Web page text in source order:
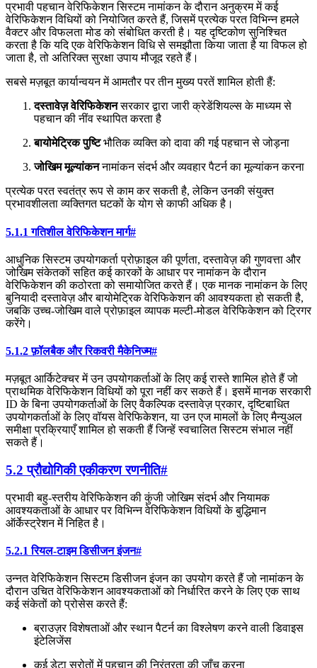
प्रभावी पहचान वेरिफिकेशन सिस्टम नामांकन के दौरान अनुक्रम में कई
वेरिफिकेशन विधियों को नियोजित करते हैं, जिसमें प्रत्येक परत विभिन्न हमले
वैक्टर और विफलता मोड को संबोधित करती है। यह दृष्टिकोण सुनिश्चित
करता है कि यदि एक वेरिफिकेशन विधि से समझौता किया जाता है या विफल हो
जाता है, तो अतिरिक्त सुरक्षा उपाय मौजूद रहते हैं।
सबसे मज़बूत कार्यान्वयन में आमतौर पर तीन मुख्य परतें शामिल होती हैं:
दस्तावेज़ वेरिफिकेशनसरकार द्वारा जारी क्रेडेंशियल्स के माध्यम से
पहचान की नींव स्थापित करता है
बायोमेट्रिक पुष्टिभौतिक व्यक्ति को दावा की गई पहचान से जोड़ना
जोखिम मूल्यांकननामांकन संदर्भ और व्यवहार पैटर्न का मूल्यांकन करना
प्रत्येक परत स्वतंत्र रूप से काम कर सकती है, लेकिन उनकी संयुक्त
प्रभावशीलता व्यक्तिगत घटकों के योग से काफी अधिक है।
5.1.1 गतिशील वेरिफिकेशन मार्ग#
आधुनिक सिस्टम उपयोगकर्ता प्रोफ़ाइल की पूर्णता, दस्तावेज़ की गुणवत्ता और
जोखिम संकेतकों सहित कई कारकों के आधार पर नामांकन के दौरान
वेरिफिकेशन की कठोरता को समायोजित करते हैं। एक मानक नामांकन के लिए
बुनियादी दस्तावेज़ और बायोमेट्रिक वेरिफिकेशन की आवश्यकता हो सकती है,
जबकि उच्च-जोखिम वाले प्रोफ़ाइल व्यापक मल्टी-मोडल वेरिफिकेशन को ट्रिगर
करेंगे।
5.1.2 फ़ॉलबैक और रिकवरी मैकेनिज्म#
मज़बूत आर्किटेक्चर में उन उपयोगकर्ताओं के लिए कई रास्ते शामिल होते हैं जो
प्राथमिक वेरिफिकेशन विधियों को पूरा नहीं कर सकते हैं। इसमें मानक सरकारी
ID के बिना उपयोगकर्ताओं के लिए वैकल्पिक दस्तावेज़ प्रकार, दृष्टिबाधित
उपयोगकर्ताओं के लिए वॉयस वेरिफिकेशन, या उन एज मामलों के लिए मैन्युअल
समीक्षा प्रक्रियाएँ शामिल हो सकती हैं जिन्हें स्वचालित सिस्टम संभाल नहीं
सकते हैं।
5.2 प्रौद्योगिकी एकीकरण रणनीति#
प्रभावी बहु-स्तरीय वेरिफिकेशन की कुंजी जोखिम संदर्भ और नियामक
आवश्यकताओं के आधार पर विभिन्न वेरिफिकेशन विधियों के बुद्धिमान
ऑर्केस्ट्रेशन में निहित है।
5.2.1 रियल-टाइम डिसीजन इंजन#
उन्नत वेरिफिकेशन सिस्टम डिसीजन इंजन का उपयोग करते हैं जो नामांकन के
दौरान उचित वेरिफिकेशन आवश्यकताओं को निर्धारित करने के लिए एक साथ
कई संकेतों को प्रोसेस करते हैं:
ब्राउज़र विशेषताओं और स्थान पैटर्न का विश्लेषण करने वाली डिवाइस
इंटेलिजेंस
कई डेटा स्रोतों में पहचान की निरंतरता की जाँच करना